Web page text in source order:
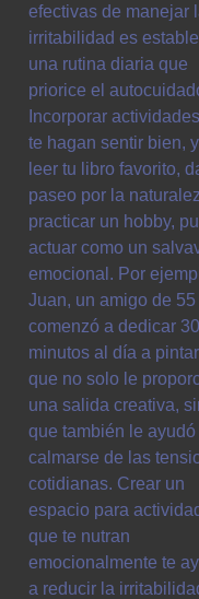
efectivas de manejar
irritabilidad es
una rutina diaria que
priorice el
Incorporar
te hagan sentir bien,
leer tu libro favorito,
paseo por la
practicar un hobby,
actuar como un
emocional. Por
Juan, un amigo de 55
comenzó a dedicar 30
minutos al día a
que no solo le
una salida creativa,
que también le ayudó
calmarse de las
cotidianas. Crear un
espacio para
que te nutran
emocionalmente te
a reducir la